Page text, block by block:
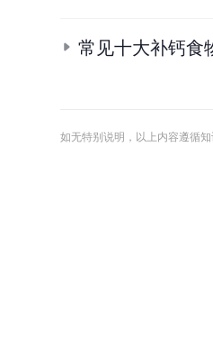
常见十大补钙食
如无特别说明，以上内容遵循